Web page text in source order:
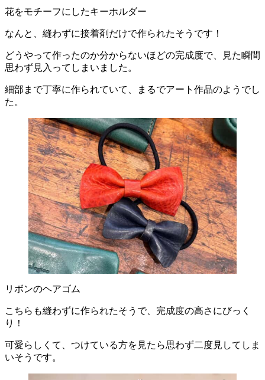
花をモチーフにしたキーホルダー
なんと、縫わずに接着剤だけで作られたそうです！
どうやって作ったのか分からないほどの完成度で、見た瞬間
思わず見入ってしまいました。
細部まで丁寧に作られていて、まるでアート作品のようでし
た。
リボンのヘアゴム
こちらも縫わずに作られたそうで、完成度の高さにびっく
り！
可愛らしくて、つけている方を見たら思わず二度見してしま
いそうです。